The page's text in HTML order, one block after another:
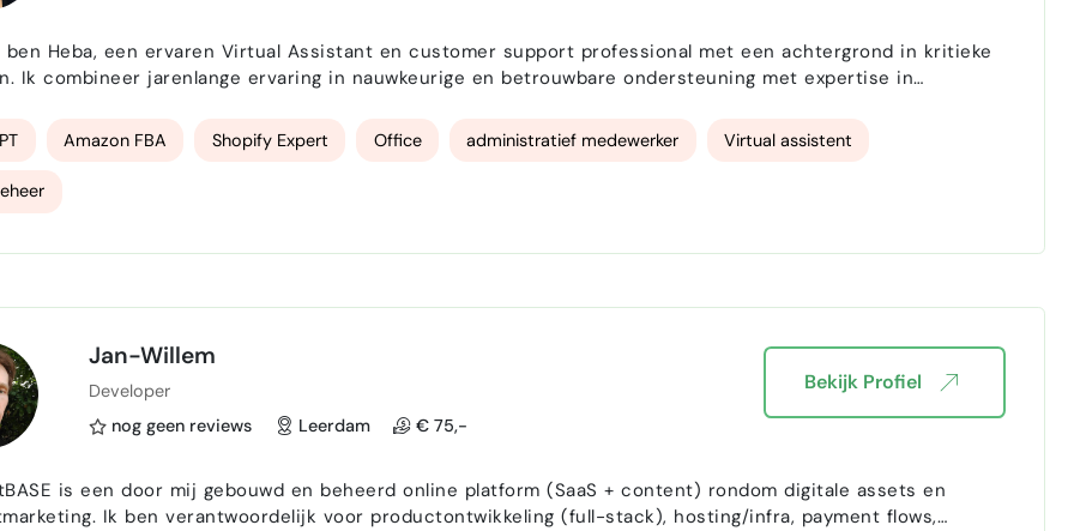
ben Heba, een ervaren Virtual Assistant en customer support professional met een achtergrond in kritieke
Ik combineer jarenlange ervaring in nauwkeurige en betrouwbare ondersteuning met expertise in
data-entry, documenten en rapporten opstellen,…
Amazon FBA Shopify Expert Office administratief medewerker Virtual assistent
Jan-Willem
Developer
nog geen reviews
Leerdam € 75,-
is een door mij gebouwd en beheerd online platform (SaaS + content) rondom digitale assets en
Ik ben verantwoordelijk voor productontwikkeling (full-stack), hosting/infra, payment flows,
Bekijk Profiel